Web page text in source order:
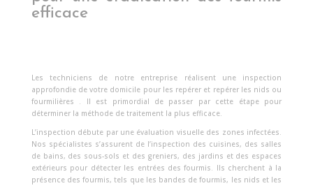
efficace
Les techniciens de notre entreprise réalisent une inspection
approfondie de votre domicile pour les repérer et repérer les nids ou
fourmilières . Il est primordial de passer par cette étape pour
déterminer la méthode de traitement la plus efficace.
L’inspection débute par une évaluation visuelle des zones infectées.
Nos spécialistes s’assurent de l’inspection des cuisines, des salles
de bains, des sous-sols et des greniers, des jardins et des espaces
extérieurs pour détecter les entrées des fourmis. Ils cherchent à la
présence des fourmis, tels que les bandes de fourmis, les nids et les